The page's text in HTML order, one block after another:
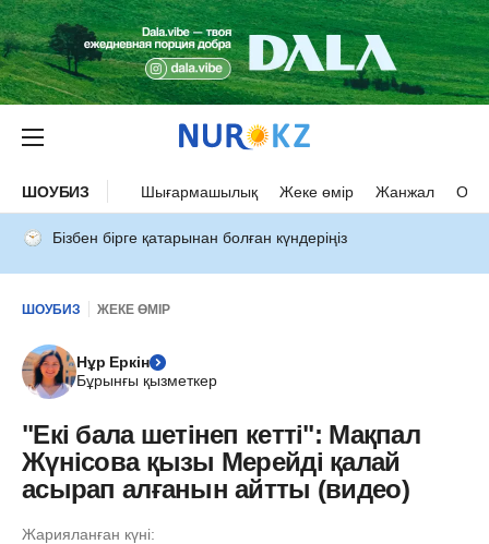
ШОУБИЗ Шығармашылық Жеке өмір Жанжал
Бізбен бірге қатарынан болған күндеріңіз
ШОУБИЗ ЖЕКЕ ӨМІР
Нұр Еркін
Бұрынғы қызметкер
"Екі бала шетінеп кетті": Мақпал
Жүнісова қызы Мерейді қалай
асырап алғанын айтты (видео)
Жарияланған күні: